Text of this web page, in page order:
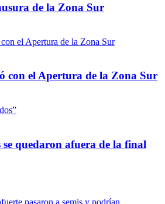
de la Zona Sur
con el Apertura de la Zona Sur
se quedaron afuera de la final